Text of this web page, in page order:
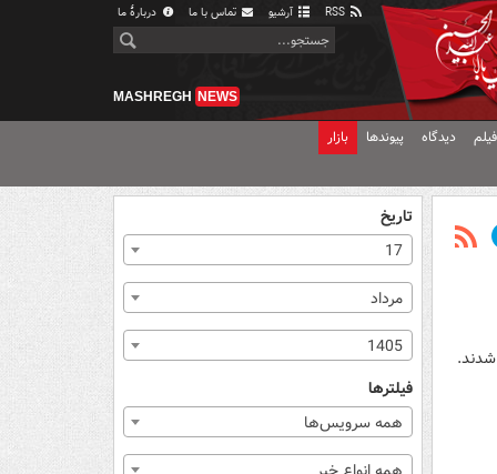
آرشیو تماس با ما دربارهٔ ما
MASHREGH NEWS
دیدگاه پیوندها بازار
تاریخ
17
مرداد
1405
فیلترها
همه سرویس‌ها